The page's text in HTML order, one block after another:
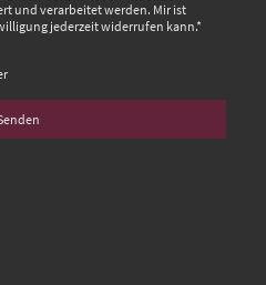
und verarbeitet werden. Mir ist
jederzeit widerrufen kann.*